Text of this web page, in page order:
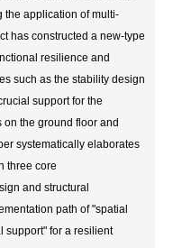
the application of multi-
has constructed a new-type
resilience and
such as the stability design
support for the
the ground floor and
systematically elaborates
three core
and structural
path of "spatial
support" for a resilient